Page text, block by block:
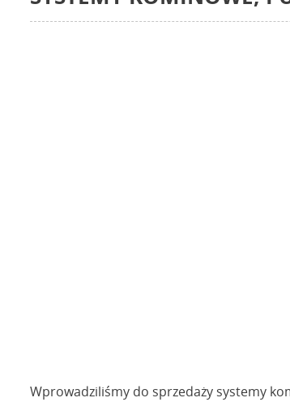
Wprowadziliśmy do sprzedaży systemy